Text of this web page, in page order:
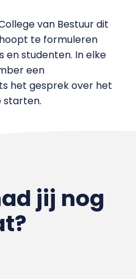
van Bestuur dit
te formuleren
studenten. In elke
een
het gesprek over het
starten.
jij nog